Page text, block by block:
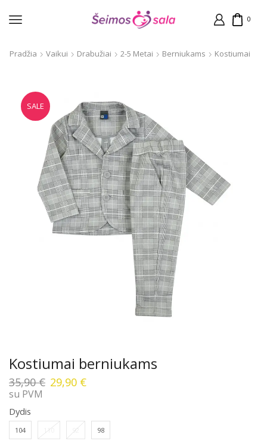
0
Pradžia Vaikui Drabužiai 2-5 Metai Berniukams Kostiumai
SALE
Kostiumai berniukams
35,90€ Original
35,90 €.
29,90 €Current
29,90 €.
su PVM
Dydis
104 110 92 98